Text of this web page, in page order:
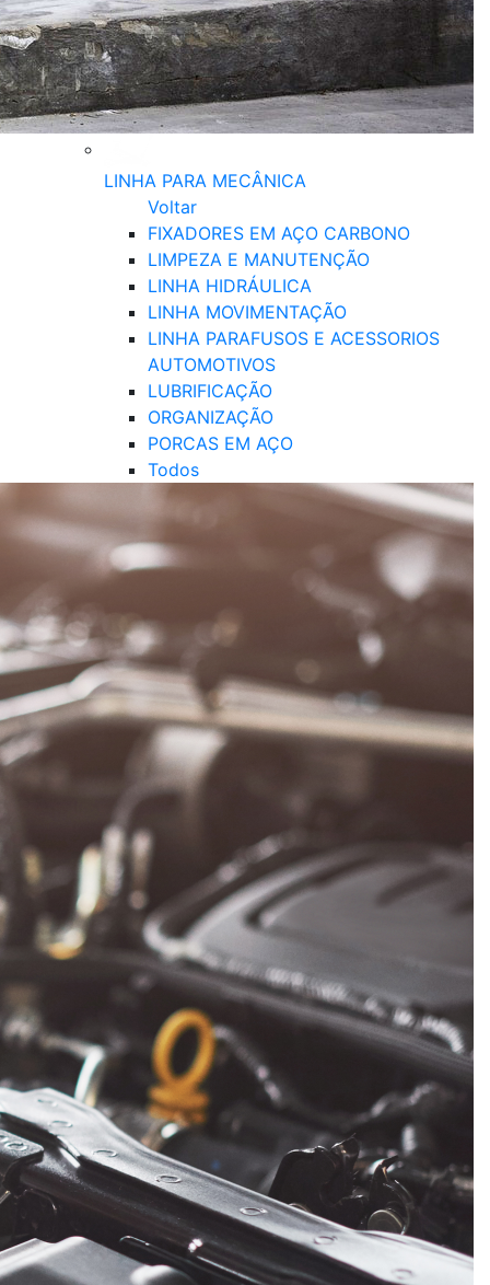
LINHA PARA MECÂNICA
Voltar
FIXADORES EM AÇO CARBONO
LIMPEZA E MANUTENÇÃO
LINHA HIDRÁULICA
LINHA MOVIMENTAÇÃO
LINHA PARAFUSOS E ACESSORIOS
AUTOMOTIVOS
LUBRIFICAÇÃO
ORGANIZAÇÃO
PORCAS EM AÇO
Todos